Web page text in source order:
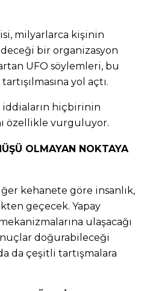
milyarlarca kişinin
bir organizasyon
UFO söylemleri, bu
yol açtı.
iddiaların hiçbirinin
özellikle vurguluyor.
OLMAYAN NOKTAYA
kehanete göre insanlık,
geçecek. Yapay
ulaşacağı
doğurabileceği
da çeşitli tartışmalara